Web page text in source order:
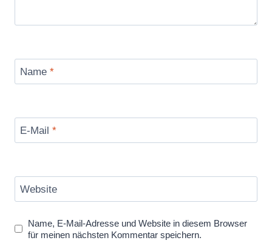
Name *
E-Mail *
Website
Name, E-Mail-Adresse und Website in diesem Browser
für meinen nächsten Kommentar speichern.